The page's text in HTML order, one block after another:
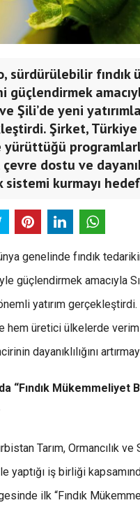
sürdürülebilir fındık
güçlendirmek
Şili’de yeni
Şirket,
yürüttüğü
çevre dostu ve
sistemi kurmayı
genelinde fındık
güçlendirmek amacıyla
yatırım
hem üretici ülkelerde
dayanıklılığını
“Fındık Mükemmeliyet
Tarım, Ormancılık
yaptığı iş birliği
ilk “Fındık